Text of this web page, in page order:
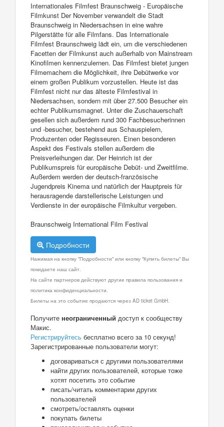
Internationales Filmfest Braunschweig - Europäische
Filmkunst Der November verwandelt die Stadt
Braunschweig in Niedersachsen in eine wahre
Pilgerstätte für alle Filmfans. Das Internationale
Filmfest Braunschweig lädt ein, um die verschiedenen
Facetten der Filmkunst auch außerhalb von Mainstream
Kinofilmen kennenzulernen. Das Filmfest bietet jungen
Filmemachern die Möglichkeit, ihre Debütwerke vor
einem großen Publikum vorzustellen. Heute ist das
Filmfest nicht nur das älteste Filmfestival in
Niedersachsen, sondern mit über 27.500 Besucher ein
echter Publikumsmagnet. Unter die Zuschauerschaft
gesellen sich außerdem rund 300 Fachbesucherinnen
und -besucher, bestehend aus Schauspielern,
Produzenten oder Regisseuren. Einen besonderen
Aspekt des Festivals stellen außerdem die
Preisverleihungen dar. Der Heinrich ist der
Publikumspreis für europäische Debüt- und Zweitfilme.
Außerdem werden der deutsch-französische
Jugendpreis Kinema und natürlich der Hauptpreis für
herausragende darstellerische Leistungen und
Verdienste in der europäische Filmkultur vergeben.
Braunschweig International Film Festival
Подробности
Нажимая на кнопку "Подробности" или кнопку "Купить билеты" Вы
покидаете наш сайт.
На сайте партнеров действуют другие правила пользования и
политика конфиденциальности.
Билеты на это событие продаются через AD ticket GmbH.
Получите неограниченный доступ к сообществу
Макис.
Регистрируйтесь бесплатно всего за 10 секунд!
Зарегистрированные пользователи могут:
договариваться с другими пользователями
найти других пользователей, которые тоже
хотят посетить это событие
писать/читать комментарии других
пользователей
смотреть/оставлять оценки
покупать билеты